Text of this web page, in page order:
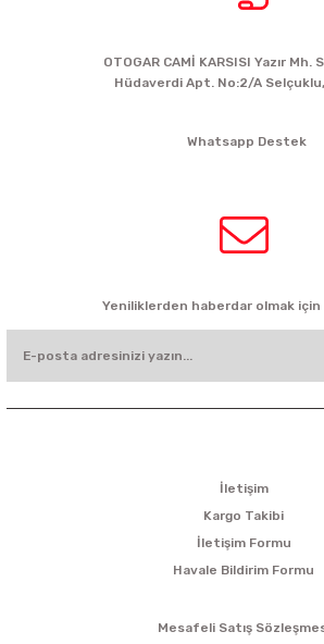
OTOGAR CAMİ KARSISI Yazır Mh.
Hüdaverdi Apt. No:2/A Selçuklu,
Whatsapp Destek
Yeniliklerden haberdar olmak için
İletişim
Kargo Takibi
İletişim Formu
Havale Bildirim Formu
Mesafeli Satış